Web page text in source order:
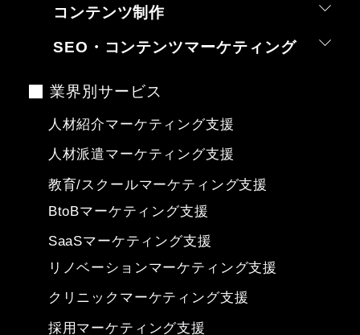
コンテンツ制作
SEO・コンテンツマーケティング
業界別サービス
人材紹介マーケティング支援
人材派遣マーケティング支援
教育/スクールマーケティング支援
BtoBマーケティング支援
SaaSマーケティング支援
リノベーションマーケティング支援
クリニックマーケティング支援
採用マーケティング支援